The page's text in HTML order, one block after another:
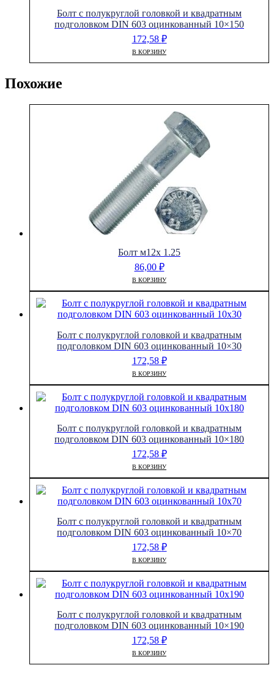
Болт с полукруглой головкой и квадратным
подголовком DIN 603 оцинкованный 10×150
172,58 ₽
В КОРЗИНУ
Похожие
Болт м12х 1.25
86,00 ₽
В КОРЗИНУ
Болт с полукруглой головкой и квадратным
подголовком DIN 603 оцинкованный 10×30
172,58 ₽
В КОРЗИНУ
Болт с полукруглой головкой и квадратным
подголовком DIN 603 оцинкованный 10×180
172,58 ₽
В КОРЗИНУ
Болт с полукруглой головкой и квадратным
подголовком DIN 603 оцинкованный 10×70
172,58 ₽
В КОРЗИНУ
Болт с полукруглой головкой и квадратным
подголовком DIN 603 оцинкованный 10×190
172,58 ₽
В КОРЗИНУ